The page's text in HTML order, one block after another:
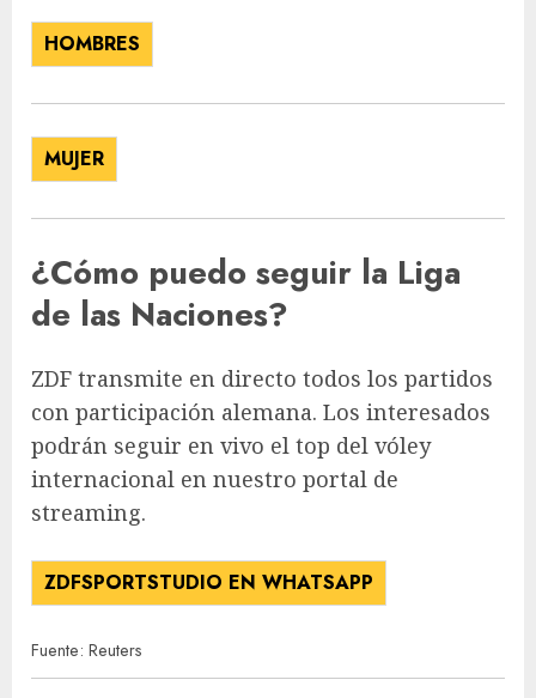
HOMBRES
MUJER
¿Cómo puedo seguir la Liga
de las Naciones?
ZDF transmite en directo todos los partidos
con participación alemana. Los interesados ​​
podrán seguir en vivo el top del vóley
internacional en nuestro portal de
streaming.
ZDFSPORTSTUDIO EN WHATSAPP
Fuente: Reuters